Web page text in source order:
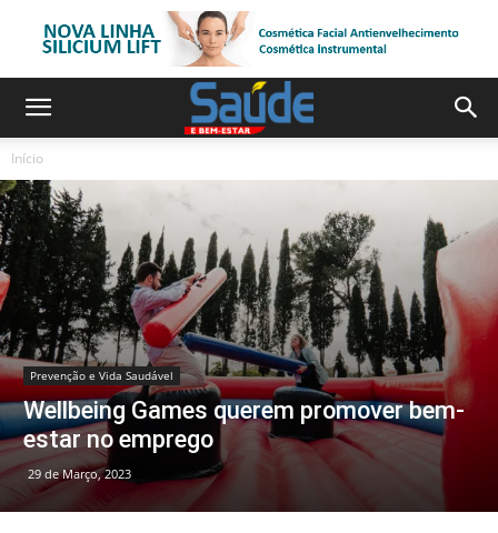
Início
Prevenção e Vida Saudável
Wellbeing Games querem promover bem-
estar no emprego
29 de Março, 2023